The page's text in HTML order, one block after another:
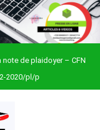
note de plaidoyer – CFN
2020/pl/p